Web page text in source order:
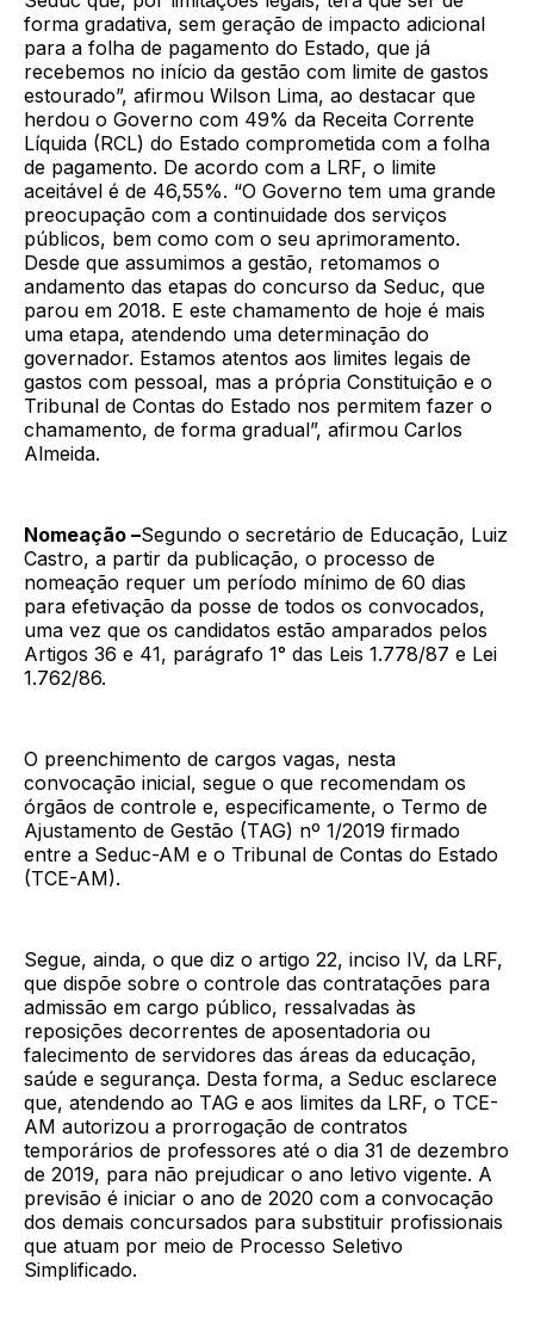
forma gradativa, sem geração de impacto adicional
para a folha de pagamento do Estado, que já
recebemos no início da gestão com limite de gastos
estourado”, afirmou Wilson Lima, ao destacar que
herdou o Governo com 49% da Receita Corrente
Líquida (RCL) do Estado comprometida com a folha
de pagamento. De acordo com a LRF, o limite
aceitável é de 46,55%. “O Governo tem uma grande
preocupação com a continuidade dos serviços
públicos, bem como com o seu aprimoramento.
Desde que assumimos a gestão, retomamos o
andamento das etapas do concurso da Seduc, que
parou em 2018. E este chamamento de hoje é mais
uma etapa, atendendo uma determinação do
governador. Estamos atentos aos limites legais de
gastos com pessoal, mas a própria Constituição e o
Tribunal de Contas do Estado nos permitem fazer o
chamamento, de forma gradual”, afirmou Carlos
Almeida.
Nomeação –Segundo o secretário de Educação, Luiz
Castro, a partir da publicação, o processo de
nomeação requer um período mínimo de 60 dias
para efetivação da posse de todos os convocados,
uma vez que os candidatos estão amparados pelos
Artigos 36 e 41, parágrafo 1° das Leis 1.778/87 e Lei
1.762/86.
O preenchimento de cargos vagas, nesta
convocação inicial, segue o que recomendam os
órgãos de controle e, especificamente, o Termo de
Ajustamento de Gestão (TAG) nº 1/2019 firmado
entre a Seduc-AM e o Tribunal de Contas do Estado
(TCE-AM).
Segue, ainda, o que diz o artigo 22, inciso IV, da LRF,
que dispõe sobre o controle das contratações para
admissão em cargo público, ressalvadas às
reposições decorrentes de aposentadoria ou
falecimento de servidores das áreas da educação,
saúde e segurança. Desta forma, a Seduc esclarece
que, atendendo ao TAG e aos limites da LRF, o TCE-
AM autorizou a prorrogação de contratos
temporários de professores até o dia 31 de dezembro
de 2019, para não prejudicar o ano letivo vigente. A
previsão é iniciar o ano de 2020 com a convocação
dos demais concursados para substituir profissionais
que atuam por meio de Processo Seletivo
Simplificado.